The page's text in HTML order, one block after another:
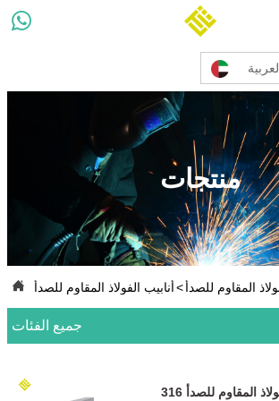

منتجات
 المقاوم للصدأ>أنابيب الفولاذ المقاوم للصدأ
جميع الفئات